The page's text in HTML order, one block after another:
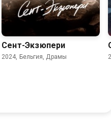
6.6 5.3
Сент-Экзюпери
2024, Бельгия, Драмы